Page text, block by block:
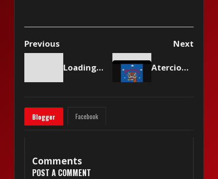
Previous Next
Loading content... Aterciopelados - Mujer Gala
Blogger Facebook
Comments
POST A COMMENT